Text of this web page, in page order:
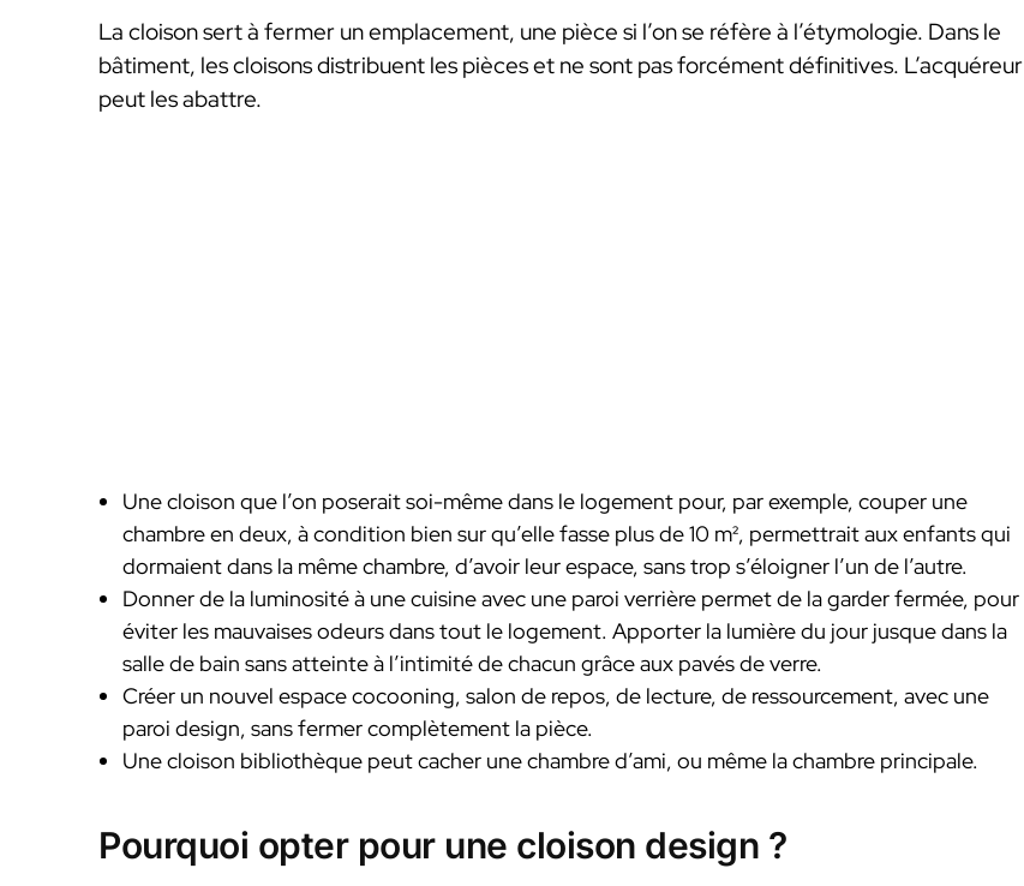
La cloison sert à fermer un emplacement, une pièce si l’on se réfère à l’étymologie. Dans le
bâtiment, les cloisons distribuent les pièces et ne sont pas forcément définitives. L’acquéreur
peut les abattre.
Une cloison que l’on poserait soi-même dans le logement pour, par exemple, couper une
chambre en deux, à condition bien sur qu’elle fasse plus de 10 m², permettrait aux enfants qui
dormaient dans la même chambre, d’avoir leur espace, sans trop s’éloigner l’un de l’autre.
Donner de la luminosité à une cuisine avec une paroi verrière permet de la garder fermée, pour
éviter les mauvaises odeurs dans tout le logement. Apporter la lumière du jour jusque dans la
salle de bain sans atteinte à l’intimité de chacun grâce aux pavés de verre.
Créer un nouvel espace cocooning, salon de repos, de lecture, de ressourcement, avec une
paroi design, sans fermer complètement la pièce.
Une cloison bibliothèque peut cacher une chambre d’ami, ou même la chambre principale.
Pourquoi opter pour une cloison design ?